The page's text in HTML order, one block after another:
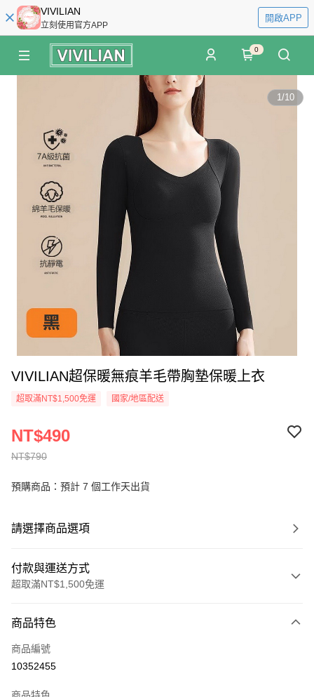
VIVILIAN
立刻使用官方APP
開啟APP
0
1/10
VIVILIAN超保暖無痕羊毛帶胸墊保暖上衣
超取滿NT$1,500免運 國家/地區配送
NT$790
NT$490
預購商品：預計 7 個工作天出貨
請選擇商品選項
付款與運送方式
超取滿NT$1,500免運
信用卡一次付款
信用卡分期付款
商品特色
商品編號
10352455